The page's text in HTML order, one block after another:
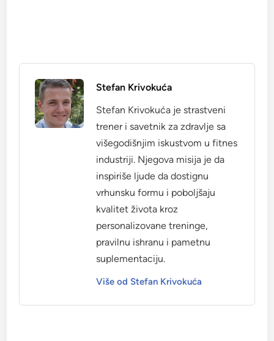
Stefan Krivokuća
Stefan Krivokuća je strastveni
trener i savetnik za zdravlje sa
višegodišnjim iskustvom u fitnes
industriji. Njegova misija je da
inspiriše ljude da dostignu
vrhunsku formu i poboljšaju
kvalitet života kroz
personalizovane treninge,
pravilnu ishranu i pametnu
suplementaciju.
Više od Stefan Krivokuća